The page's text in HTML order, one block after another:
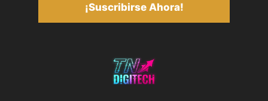
¡Suscribirse Ahora!